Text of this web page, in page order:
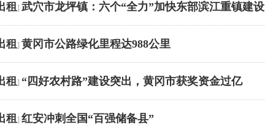
租] 武穴市龙坪镇：六个“全力”加快东部滨江重镇建设
租] 黄冈市公路绿化里程达988公里
租] “四好农村路”建设突出，黄冈市获奖资金过亿
租] 红安冲刺全国“百强储备县”